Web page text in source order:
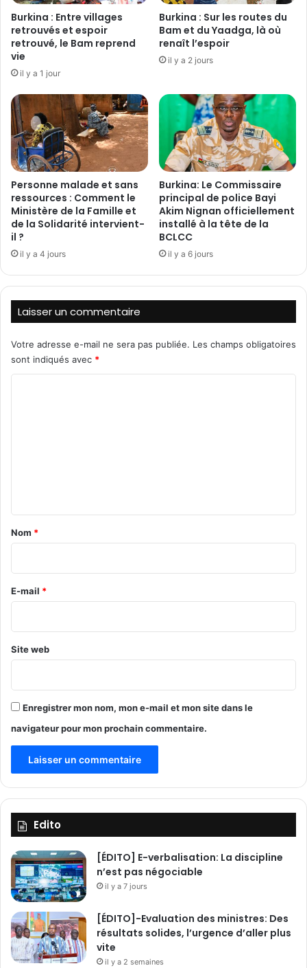
t
i
o
d
e
l
a
T
r
a
n
s
i
t
i
n
e
s
i
n
t
n
t
i
o
n
s
d
e
M
a
c
r
n
d
n
v
o
r
a
n
s
c
o
b
a
t
r
e
n
U
r
a
e
Burkina : Entre villages
retrouvés et espoir
retrouvé, le Bam reprend
vie
il y a 1 jour
Burkina : Sur les routes du
Bam et du Yaadga, là où
renaît l’espoir
il y a 2 jours
Personne malade et sans
ressources : Comment le
Ministère de la Famille et
de la Solidarité intervient-
il ?
il y a 4 jours
Burkina: Le Commissaire
principal de police Bayi
Akim Nignan officiellement
installé à la tête de la
BCLCC
il y a 6 jours
Laisser un commentaire
Votre adresse e-mail ne sera pas publiée. Les champs obligatoires
sont indiqués avec *
a
r
e
Nom *
E-mail *
Site web
Enregistrer mon nom, mon e-mail et mon site dans le
navigateur pour mon prochain commentaire.
Edito
[ÉDITO] E-verbalisation: La discipline
n’est pas négociable
il y a 7 jours
[ÉDITO]-Evaluation des ministres: Des
résultats solides, l’urgence d’aller plus
vite
il y a 2 semaines